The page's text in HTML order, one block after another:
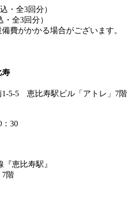
・全3回分）
・全3回分）
費がかかる場合がございます。
寿
5 恵比寿駅ビル「アトレ」7階
30
恵比寿駅』
7階